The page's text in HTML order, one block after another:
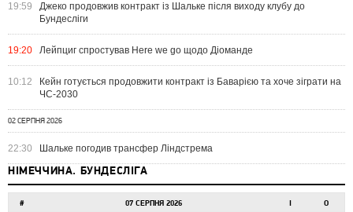
19:59
Джеко продовжив контракт із Шальке після виходу клубу до
Бундесліги
19:20 Лейпциг спростував Here we go щодо Діоманде
10:12
Кейн готується продовжити контракт із Баварією та хоче зіграти на
ЧС-2030
02 СЕРПНЯ 2026
22:30 Шальке погодив трансфер Ліндстрема
НІМЕЧЧИНА. БУНДЕСЛІГА
# 07 СЕРПНЯ 2026 І О